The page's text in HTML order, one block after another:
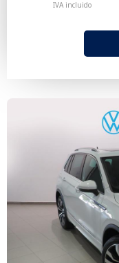
IVA incluido